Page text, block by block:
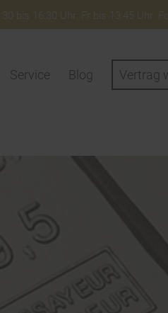
bis 16:30 Uhr. Fr bis 13:45 Uhr.
Service Blog Vertrag